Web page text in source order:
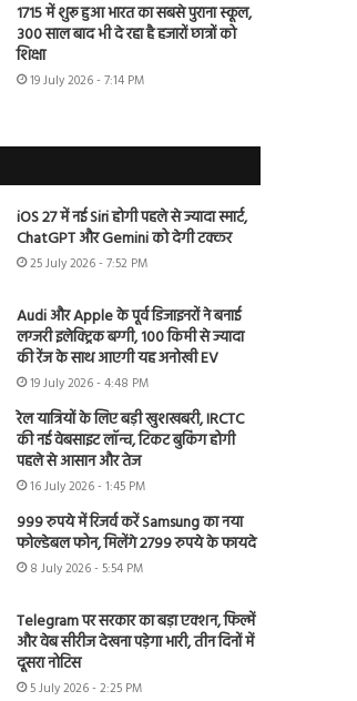
1715 में शुरू हुआ भारत का सबसे पुराना स्कूल,
300 साल बाद भी दे रहा है हजारों छात्रों को
शिक्षा
19 July 2026 - 7:14 PM
iOS 27 में नई Siri होगी पहले से ज्यादा स्मार्ट,
ChatGPT और Gemini को देगी टक्कर
25 July 2026 - 7:52 PM
Audi और Apple के पूर्व डिजाइनरों ने बनाई
लग्जरी इलेक्ट्रिक बग्गी, 100 किमी से ज्यादा
की रेंज के साथ आएगी यह अनोखी EV
19 July 2026 - 4:48 PM
रेल यात्रियों के लिए बड़ी खुशखबरी, IRCTC
की नई वेबसाइट लॉन्च, टिकट बुकिंग होगी
पहले से आसान और तेज
16 July 2026 - 1:45 PM
999 रुपये में रिजर्व करें Samsung का नया
फोल्डेबल फोन, मिलेंगे 2799 रुपये के फायदे
8 July 2026 - 5:54 PM
Telegram पर सरकार का बड़ा एक्शन, फिल्में
और वेब सीरीज देखना पड़ेगा भारी, तीन दिनों में
दूसरा नोटिस
5 July 2026 - 2:25 PM